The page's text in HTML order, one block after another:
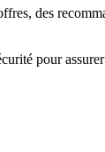
des
pour